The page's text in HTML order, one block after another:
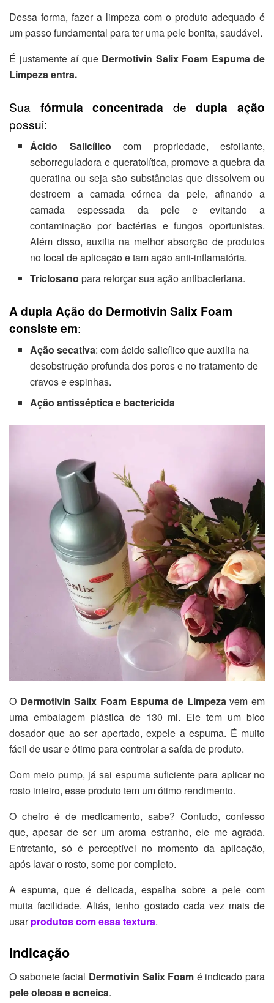
Dessa forma, fazer a limpeza com o produto adequado é
um passo fundamental para ter uma pele bonita, saudável.
É justamente aí que Dermotivin Salix Foam Espuma de
Limpeza entra.
Sua fórmula concentrada dedupla ação
possui:
Ácido Salicílico com propriedade, esfoliante,
seborreguladora e queratolítica, promove a quebra da
queratina ou seja são substâncias que dissolvem ou
destroem a camada córnea da pele, afinando a
camada espessada da pele e evitando a
contaminação por bactérias e fungos oportunistas.
Além disso, auxilia na melhor absorção de produtos
no local de aplicação e tam ação anti-inflamatória.
Triclosano para reforçar sua ação antibacteriana.
A dupla Ação do Dermotivin Salix Foam
consiste em:
Ação secativa: com ácido salicílico que auxilia na
desobstrução profunda dos poros e no tratamento de
cravos e espinhas.
Ação antisséptica e bactericida
O Dermotivin Salix Foam Espuma de Limpezavem em
uma embalagem plástica de 130 ml. Ele tem um bico
dosador que ao ser apertado, expele a espuma. É muito
fácil de usar e ótimo para controlar a saída de produto.
Com meio pump, já sai espuma suficiente para aplicar no
rosto inteiro, esse produto tem um ótimo rendimento.
O cheiro é de medicamento, sabe? Contudo, confesso
que, apesar de ser um aroma estranho, ele me agrada.
Entretanto, só é perceptível no momento da aplicação,
após lavar o rosto, some por completo.
A espuma, que é delicada, espalha sobre a pele com
muita facilidade. Aliás, tenho gostado cada vez mais de
usarprodutos com essa textura.
Indicação
O sabonete facial Dermotivin Salix Foam é indicado para
pele oleosa e acneica.